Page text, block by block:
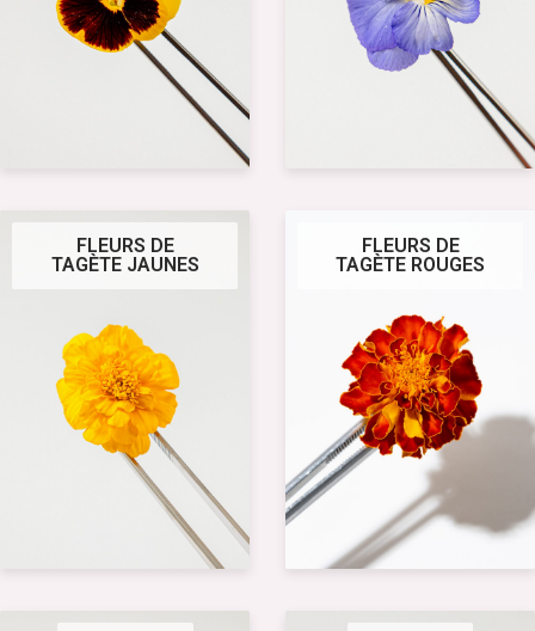
FLEURS DE
TAGÈTE JAUNES
FLEURS DE
TAGÈTE ROUGES